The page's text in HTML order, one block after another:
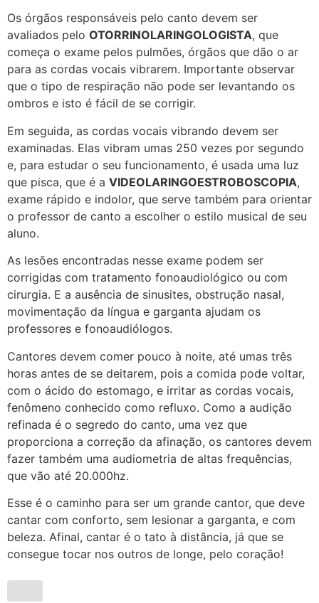
Os órgãos responsáveis pelo canto devem ser
avaliados pelo OTORRINOLARINGOLOGISTA, que
começa o exame pelos pulmões, órgãos que dão o ar
para as cordas vocais vibrarem. Importante observar
que o tipo de respiração não pode ser levantando os
ombros e isto é fácil de se corrigir.
Em seguida, as cordas vocais vibrando devem ser
examinadas. Elas vibram umas 250 vezes por segundo
e, para estudar o seu funcionamento, é usada uma luz
que pisca, que é a VIDEOLARINGOESTROBOSCOPIA,
exame rápido e indolor, que serve também para orientar
o professor de canto a escolher o estilo musical de seu
aluno.
As lesões encontradas nesse exame podem ser
corrigidas com tratamento fonoaudiológico ou com
cirurgia. E a ausência de sinusites, obstrução nasal,
movimentação da língua e garganta ajudam os
professores e fonoaudiólogos.
Cantores devem comer pouco à noite, até umas três
horas antes de se deitarem, pois a comida pode voltar,
com o ácido do estomago, e irritar as cordas vocais,
fenômeno conhecido como refluxo. Como a audição
refinada é o segredo do canto, uma vez que
proporciona a correção da afinação, os cantores devem
fazer também uma audiometria de altas frequências,
que vão até 20.000hz.
Esse é o caminho para ser um grande cantor, que deve
cantar com conforto, sem lesionar a garganta, e com
beleza. Afinal, cantar é o tato à distância, já que se
consegue tocar nos outros de longe, pelo coração!